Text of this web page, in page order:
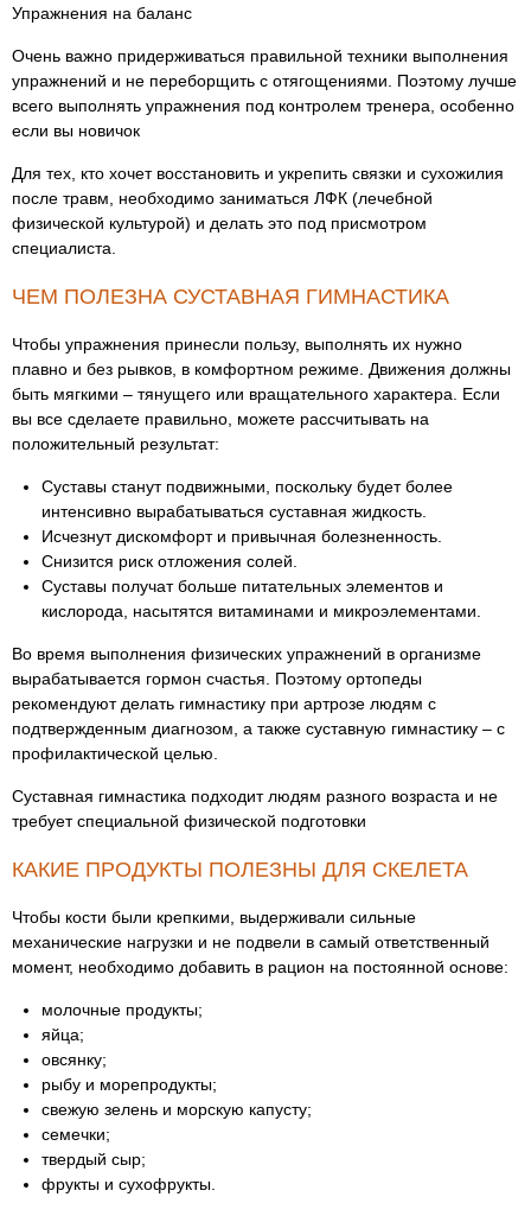
Упражнения на баланс
Очень важно придерживаться правильной техники выполнения
упражнений и не переборщить с отягощениями. Поэтому лучше
всего выполнять упражнения под контролем тренера, особенно
если вы новичок
Для тех, кто хочет восстановить и укрепить связки и сухожилия
после травм, необходимо заниматься ЛФК (лечебной
физической культурой) и делать это под присмотром
специалиста.
ЧЕМ ПОЛЕЗНА СУСТАВНАЯ ГИМНАСТИКА
Чтобы упражнения принесли пользу, выполнять их нужно
плавно и без рывков, в комфортном режиме. Движения должны
быть мягкими – тянущего или вращательного характера. Если
вы все сделаете правильно, можете рассчитывать на
положительный результат:
Суставы станут подвижными, поскольку будет более
интенсивно вырабатываться суставная жидкость.
Исчезнут дискомфорт и привычная болезненность.
Снизится риск отложения солей.
Суставы получат больше питательных элементов и
кислорода, насытятся витаминами и микроэлементами.
Во время выполнения физических упражнений в организме
вырабатывается гормон счастья. Поэтому ортопеды
рекомендуют делать гимнастику при артрозе людям с
подтвержденным диагнозом, а также суставную гимнастику – с
профилактической целью.
Суставная гимнастика подходит людям разного возраста и не
требует специальной физической подготовки
КАКИЕ ПРОДУКТЫ ПОЛЕЗНЫ ДЛЯ СКЕЛЕТА
Чтобы кости были крепкими, выдерживали сильные
механические нагрузки и не подвели в самый ответственный
момент, необходимо добавить в рацион на постоянной основе:
молочные продукты;
яйца;
овсянку;
рыбу и морепродукты;
свежую зелень и морскую капусту;
семечки;
твердый сыр;
фрукты и сухофрукты.